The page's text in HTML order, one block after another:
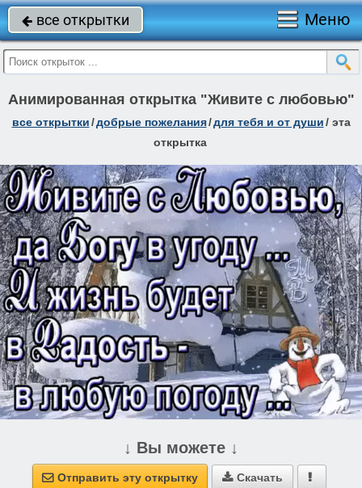
 все открытки Меню
Анимированная открытка "Живите с любовью"
все открытки/добрые пожелания/для тебя и от души/ эта
открытка
↓ Вы можете ↓
 Отправить эту открытку  Скачать 